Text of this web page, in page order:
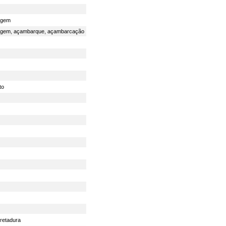
açambarque açambarcação